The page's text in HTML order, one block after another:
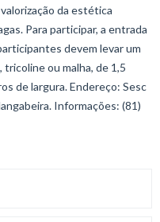
da estética
Para participar, a entrada
devem levar um
ou malha, de 1,5
de largura. Endereço: Sesc
Informações: (81)